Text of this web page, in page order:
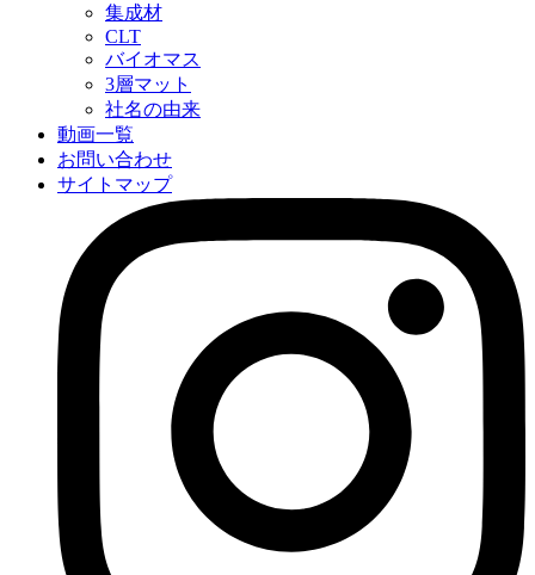
集成材
CLT
バイオマス
3層マット
社名の由来
動画一覧
お問い合わせ
サイトマップ